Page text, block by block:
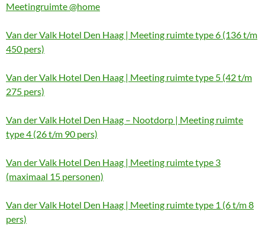
Meetingruimte @home
Van der Valk Hotel Den Haag | Meeting ruimte type 6 (136 t/m
450 pers)
Van der Valk Hotel Den Haag | Meeting ruimte type 5 (42 t/m
275 pers)
Van der Valk Hotel Den Haag – Nootdorp | Meeting ruimte
type 4 (26 t/m 90 pers)
Van der Valk Hotel Den Haag | Meeting ruimte type 3
(maximaal 15 personen)
Van der Valk Hotel Den Haag | Meeting ruimte type 1 (6 t/m 8
pers)